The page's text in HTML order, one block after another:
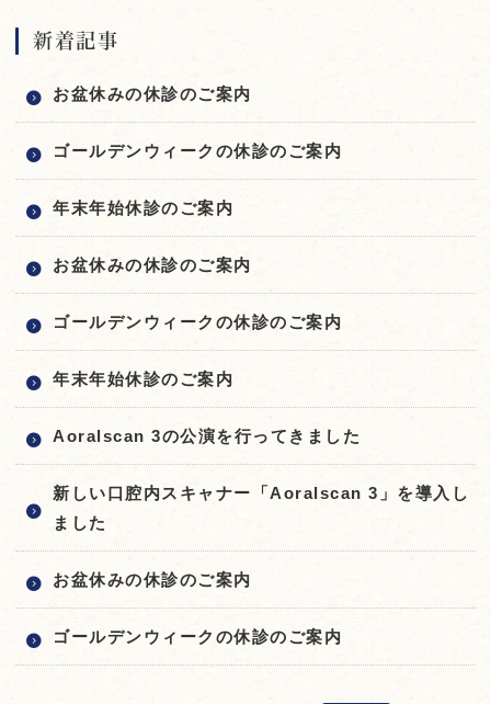
新着記事
お盆休みの休診のご案内
ゴールデンウィークの休診のご案内
年末年始休診のご案内
お盆休みの休診のご案内
ゴールデンウィークの休診のご案内
年末年始休診のご案内
Aoralscan 3の公演を行ってきました
新しい口腔内スキャナー「Aoralscan 3」を導入し
ました
お盆休みの休診のご案内
ゴールデンウィークの休診のご案内